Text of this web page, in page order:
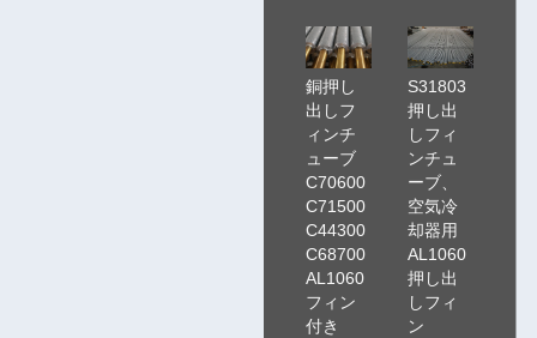
銅押し
出しフ
ィンチ
ューブ
C70600
C71500
C44300
C68700
AL1060
フィン
付き
S31803
押し出
しフィ
ンチュ
ーブ、
空気冷
却器用
AL1060
押し出
しフィ
ン